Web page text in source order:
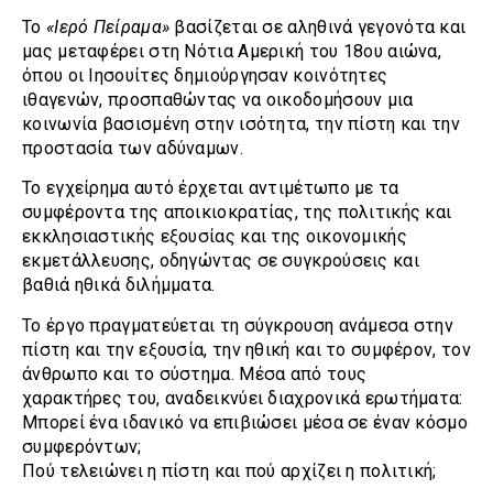
Το «Ιερό Πείραμα» βασίζεται σε αληθινά γεγονότα και
μας μεταφέρει στη Νότια Αμερική του 18ου αιώνα,
όπου οι Ιησουίτες δημιούργησαν κοινότητες
ιθαγενών, προσπαθώντας να οικοδομήσουν μια
κοινωνία βασισμένη στην ισότητα, την πίστη και την
προστασία των αδύναμων.
Το εγχείρημα αυτό έρχεται αντιμέτωπο με τα
συμφέροντα της αποικιοκρατίας, της πολιτικής και
εκκλησιαστικής εξουσίας και της οικονομικής
εκμετάλλευσης, οδηγώντας σε συγκρούσεις και
βαθιά ηθικά διλήμματα.
Το έργο πραγματεύεται τη σύγκρουση ανάμεσα στην
πίστη και την εξουσία, την ηθική και το συμφέρον, τον
άνθρωπο και το σύστημα. Μέσα από τους
χαρακτήρες του, αναδεικνύει διαχρονικά ερωτήματα:
Μπορεί ένα ιδανικό να επιβιώσει μέσα σε έναν κόσμο
συμφερόντων;
Πού τελειώνει η πίστη και πού αρχίζει η πολιτική;